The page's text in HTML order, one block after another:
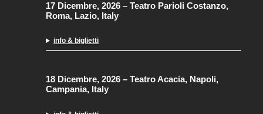
17 Dicembre, 2026 – Teatro Parioli Costanzo,
Roma, Lazio, Italy
info & biglietti
18 Dicembre, 2026 – Teatro Acacia, Napoli,
Campania, Italy